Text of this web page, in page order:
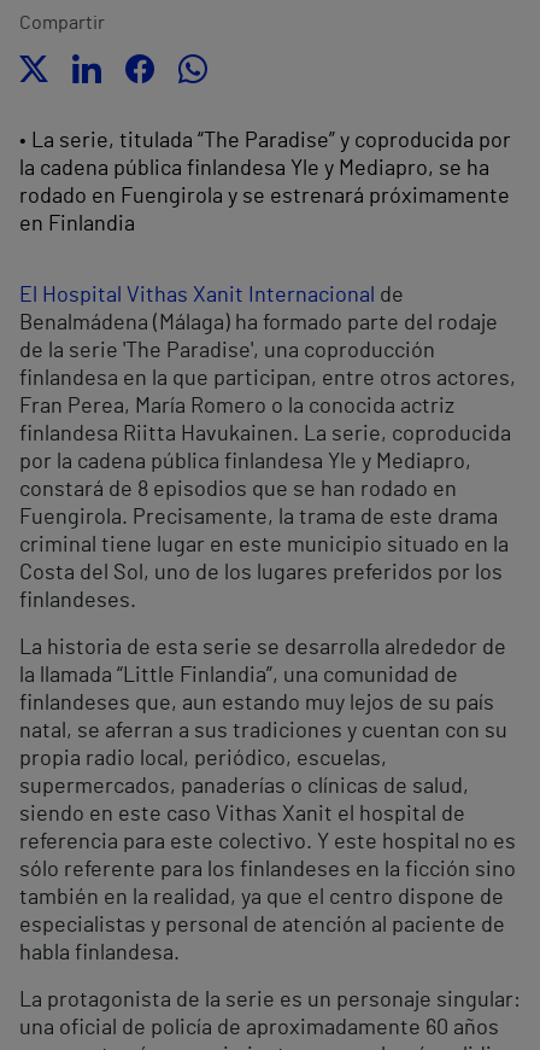
Compartir
• La serie, titulada “The Paradise” y coproducida por
la cadena pública finlandesa Yle y Mediapro, se ha
rodado en Fuengirola y se estrenará próximamente
en Finlandia
El Hospital Vithas Xanit Internacional de
Benalmádena (Málaga) ha formado parte del rodaje
de la serie 'The Paradise', una coproducción
finlandesa en la que participan, entre otros actores,
Fran Perea, María Romero o la conocida actriz
finlandesa Riitta Havukainen. La serie, coproducida
por la cadena pública finlandesa Yle y Mediapro,
constará de 8 episodios que se han rodado en
Fuengirola. Precisamente, la trama de este drama
criminal tiene lugar en este municipio situado en la
Costa del Sol, uno de los lugares preferidos por los
finlandeses.
La historia de esta serie se desarrolla alrededor de
la llamada “Little Finlandia”, una comunidad de
finlandeses que, aun estando muy lejos de su país
natal, se aferran a sus tradiciones y cuentan con su
propia radio local, periódico, escuelas,
supermercados, panaderías o clínicas de salud,
siendo en este caso Vithas Xanit el hospital de
referencia para este colectivo. Y este hospital no es
sólo referente para los finlandeses en la ficción sino
también en la realidad, ya que el centro dispone de
especialistas y personal de atención al paciente de
habla finlandesa.
La protagonista de la serie es un personaje singular:
una oficial de policía de aproximadamente 60 años